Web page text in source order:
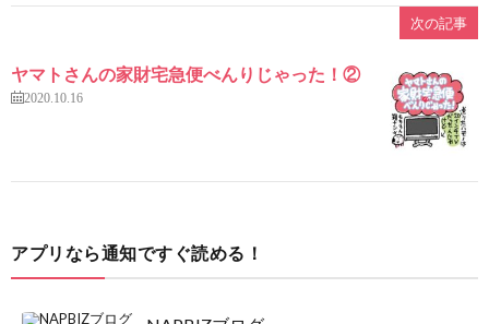
次の記事
ヤマトさんの家財宅急便べんりじゃった！②
2020.10.16
アプリなら通知ですぐ読める！